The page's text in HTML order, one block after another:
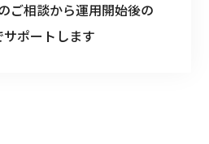
ご相談から運用開始後の
ポートします